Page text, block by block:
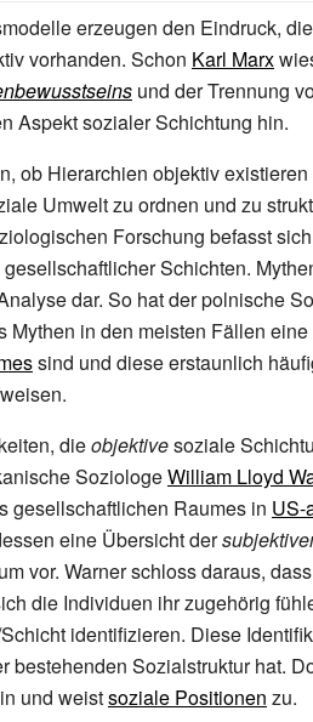
erzeugen den Eindruck,
vorhanden. Schon Karl Marx
und der Trennung
Aspekt sozialer Schichtung hin.
ob Hierarchien objektiv
Umwelt zu ordnen und zu
Forschung befasst
Schichten.
dar. So hat der polnische
Mythen in den meisten Fällen
sind und diese erstaunlich
dieobjektivesoziale
SoziologeWilliam Lloyd
gesellschaftlichen Raumes in US-
eine Übersicht der
vor. Warner schloss daraus,
die Individuen ihr zugehörig
identifizieren. Diese
bestehenden Sozialstruktur hat.
und weistsoziale Positionen zu.